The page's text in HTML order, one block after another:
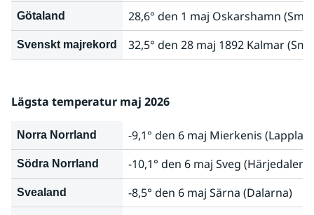
Götaland 28,6° den 1 maj Oskarshamn
Svenskt majrekord 32,5° den 28 maj 1892 Kalmar
Lägsta temperatur maj 2026
Norra Norrland -9,1° den 6 maj Mierkenis
Södra Norrland -10,1° den 6 maj Sveg (Härjedalen)
Svealand -8,5° den 6 maj Särna (Dalarna)